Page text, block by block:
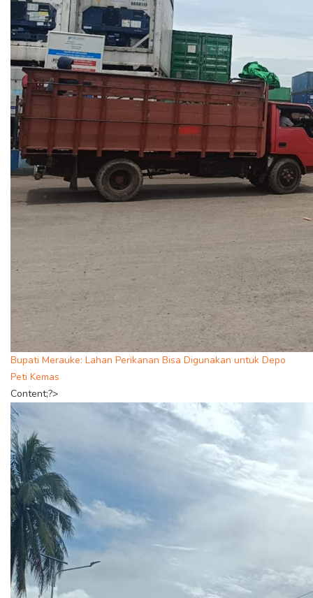
Bupati Merauke: Lahan Perikanan Bisa Digunakan untuk Depo
Peti Kemas
Content;?>